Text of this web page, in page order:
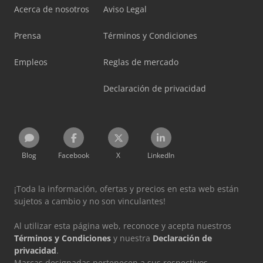
Acerca de nosotros
Prensa
Empleos
Aviso Legal
Términos y Condiciones
Reglas de mercado
Declaración de privacidad
Blog Facebook X LinkedIn
¡Toda la información, ofertas y precios en esta web están
sujetos a cambio y no son vinculantes!
Al utilizar esta página web, reconoce y acepta nuestros
Términos y Condiciones y nuestra Declaración de
privacidad.